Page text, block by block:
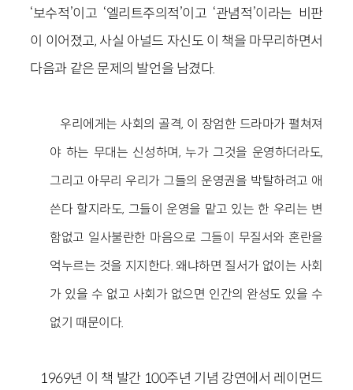
‘보수적’이고 ‘엘리트주의적’이고 ‘관념적’이라는 비판
이 이어졌고, 사실 아널드 자신도 이 책을 마무리하면서
다음과 같은 문제의 발언을 남겼다.
우리에게는 사회의 골격, 이 장엄한 드라마가 펼쳐져
야 하는 무대는 신성하며, 누가 그것을 운영하더라도,
그리고 아무리 우리가 그들의 운영권을 박탈하려고 애
쓴다 할지라도, 그들이 운영을 맡고 있는 한 우리는 변
함없고 일사불란한 마음으로 그들이 무질서와 혼란을
억누르는 것을 지지한다. 왜냐하면 질서가 없이는 사회
가 있을 수 없고 사회가 없으면 인간의 완성도 있을 수
없기 때문이다.
1969년 이 책 발간 100주년 기념 강연에서 레이먼드